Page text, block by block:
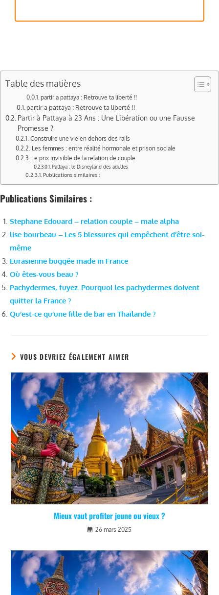
Table des matières
partir a pattaya : Retrouve ta liberté !!
partir a pattaya : Retrouve ta liberté !!
Partir à Pattaya à 23 Ans : Une Libération ou une Fausse
Promesse ?
Construire une vie en dehors des rails
Les femmes : entre réalité hormonale et prison sociale
Le prix invisible de la relation de couple
Pattaya : le Disneyland des adultes
Publications similaires :
Publications Similaires :
Stephane Edouard – relation couple – male alpha
lise bourbeau – Les 5 blessures qui empêchent d’être soi-
même
Eurasienne buggée made in France
Où êtes-vous beau ?
Pachydermes, fuyez. Pourquoi les pachydermes doivent
quitter la France ?
Qu’est-ce qu’une fille de bar en Thaïlande ?
VOUS DEVRIEZ ÉGALEMENT AIMER
Mieux vaut profiter jeune ou vieux ?
26 mars 2025